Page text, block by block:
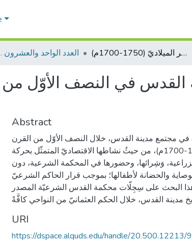
21. العدد الواحد والعشرون المرأة في مجتمع مدينة القدس في النصف الأوّل من القرن الثامن عشر الميلاديّ (1750-1700م)
القدس في النصف الأوّل من
Abstract
في مجتمع مدينة القدس، خلال النصف الأوّل من القرن
الثامن عشر الميلاديّ (1750-1700م)، من حيثُ نشاطها الاقتصاديّ المتمثّل بحركة
وَشِرائها، وحضورها في المحكمة الشرعية، دون
والحضانة لأطفالها؛ بموجب قرار الحاكم الشرعيّ
البحث على سِجِلّات محكمة القدس الشرعيّة المصدر
مدينة القدس، خلال الحكم العثمانيّ من النواحي كافَّةً
URI
https://dspace.alquds.edu/handle/20.500.12213/